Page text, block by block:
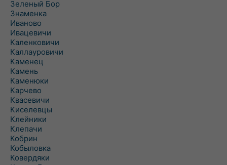
Зеленый Бор
Знаменка
Иваново
Ивацевичи
Каленковичи
Каллауровичи
Каменец
Камень
Каменюки
Карчево
Квасевичи
Киселевцы
Клейники
Клепачи
Кобрин
Кобыловка
Ковердяки